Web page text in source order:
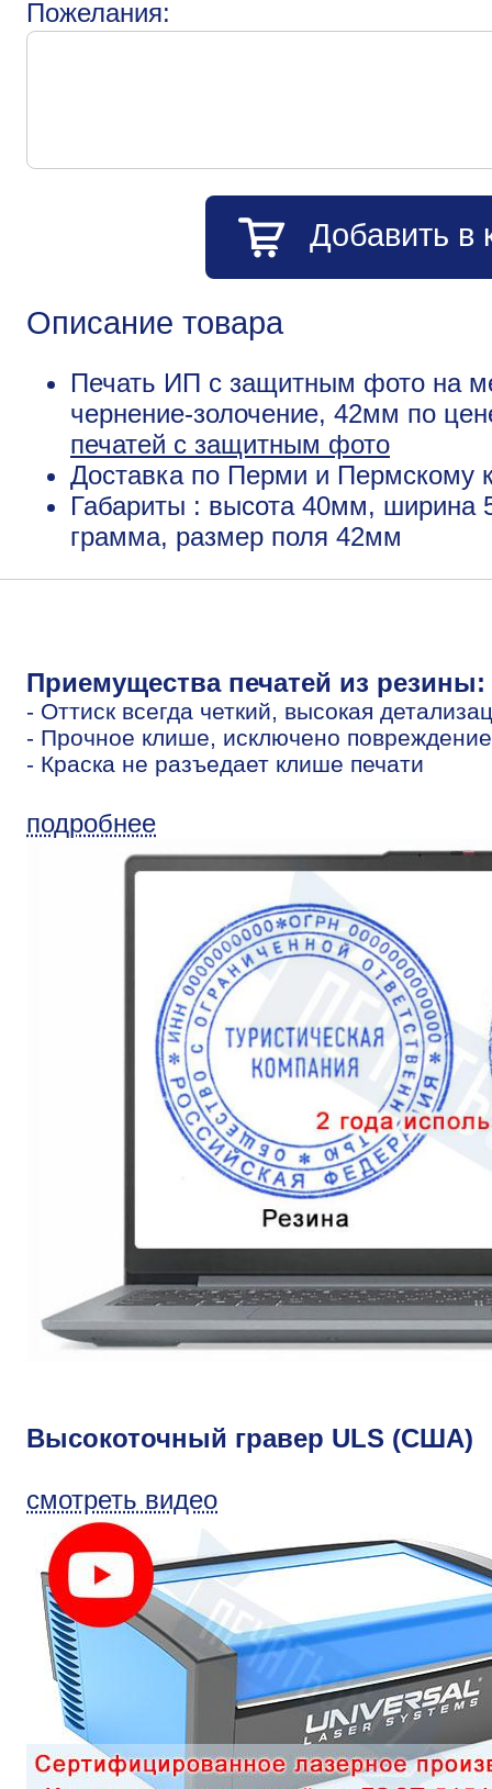
Пожелания:
Добавить в
Описание товара
Печать ИП с защитным фото на
чернение-золочение, 42мм по
печатей с защитным фото
Доставка по Перми и Пермскому
Габариты : высота 40мм, ширина
грамма, размер поля 42мм
Приемущества печатей из резины:
- Оттиск всегда четкий, высокая
- Прочное клише, исключено
- Краска не разъедает клише печати
подробнее
Высокоточный гравер ULS (США)
смотреть видео